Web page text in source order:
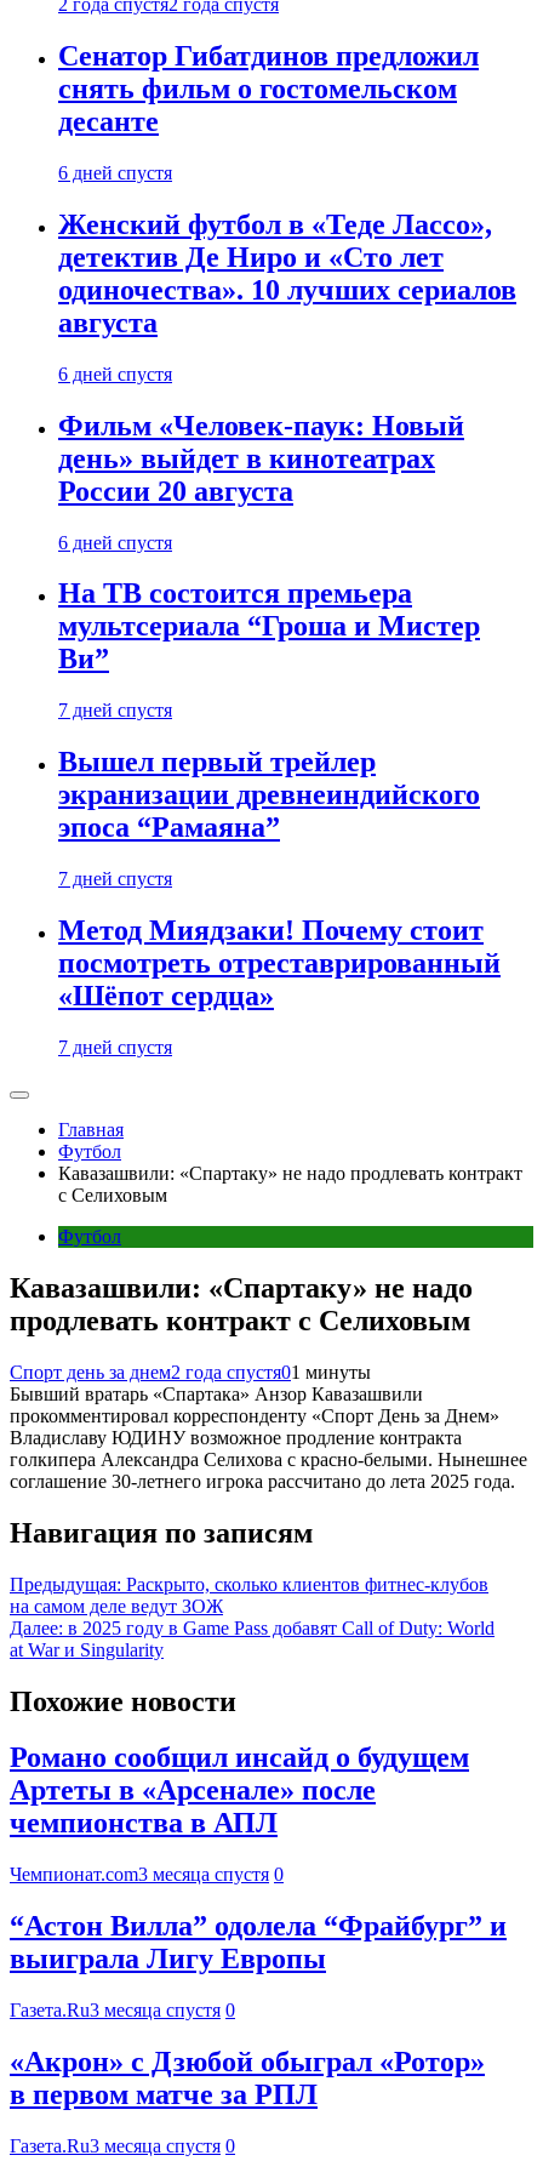
2 года спустя2 года спустя
Сенатор Гибатдинов предложил
снять фильм о гостомельском
десанте
6 дней спустя
Женский футбол в «Теде Лассо»,
детектив Де Ниро и «Сто лет
одиночества». 10 лучших сериалов
августа
6 дней спустя
Фильм «Человек-паук: Новый
день» выйдет в кинотеатрах
России 20 августа
6 дней спустя
На ТВ состоится премьера
мультсериала “Гроша и Мистер
Ви”
7 дней спустя
Вышел первый трейлер
экранизации древнеиндийского
эпоса “Рамаяна”
7 дней спустя
Метод Миядзаки! Почему стоит
посмотреть отреставрированный
«Шёпот сердца»
7 дней спустя
Главная
Футбол
Кавазашвили: «Спартаку» не надо продлевать контракт
с Селиховым
Футбол
Кавазашвили: «Спартаку» не надо
продлевать контракт с Селиховым
Спорт день за днем2 года спустя01 минуты
Бывший вратарь «Спартака» Анзор Кавазашвили
прокомментировал корреспонденту «Спорт День за Днем»
Владиславу ЮДИНУ возможное продление контракта
голкипера Александра Селихова с красно-белыми. Нынешнее
соглашение 30-летнего игрока рассчитано до лета 2025 года.
Навигация по записям
Предыдущая: Раскрыто, сколько клиентов фитнес-клубов
на самом деле ведут ЗОЖ
Далее: в 2025 году в Game Pass добавят Call of Duty: World
at War и Singularity
Похожие новости
Романо сообщил инсайд о будущем
Артеты в «Арсенале» после
чемпионства в АПЛ
Чемпионат.com3 месяца спустя 0
“Астон Вилла” одолела “Фрайбург” и
выиграла Лигу Европы
Газета.Ru3 месяца спустя 0
«Акрон» с Дзюбой обыграл «Ротор»
в первом матче за РПЛ
Газета.Ru3 месяца спустя 0